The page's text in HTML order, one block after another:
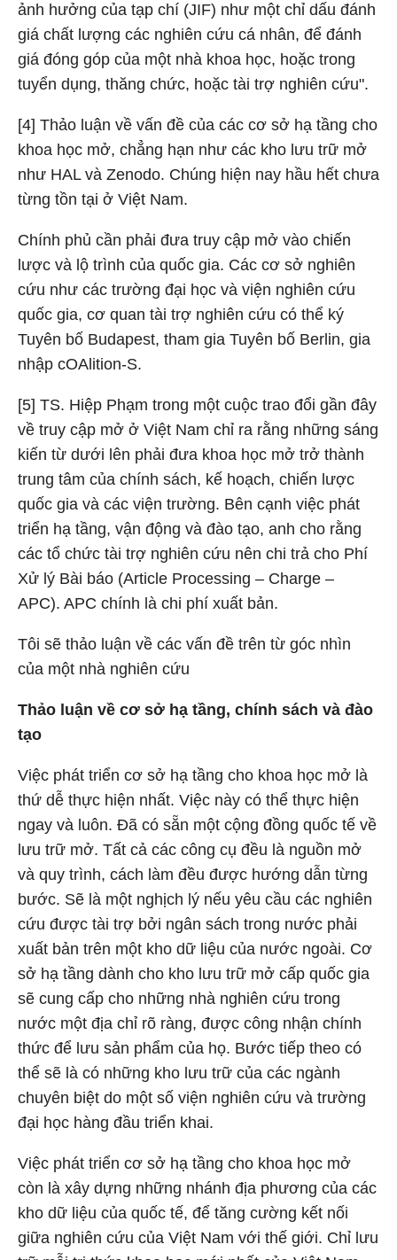
ảnh hưởng của tạp chí (JIF) như một chỉ dấu đánh
giá chất lượng các nghiên cứu cá nhân, để đánh
giá đóng góp của một nhà khoa học, hoặc trong
tuyển dụng, thăng chức, hoặc tài trợ nghiên cứu".
[4] Thảo luận về vấn đề của các cơ sở hạ tầng cho
khoa học mở, chẳng hạn như các kho lưu trữ mở
như HAL và Zenodo. Chúng hiện nay hầu hết chưa
từng tồn tại ở Việt Nam.
Chính phủ cần phải đưa truy cập mở vào chiến
lược và lộ trình của quốc gia. Các cơ sở nghiên
cứu như các trường đại học và viện nghiên cứu
quốc gia, cơ quan tài trợ nghiên cứu có thể ký
Tuyên bố Budapest, tham gia Tuyên bố Berlin, gia
nhập cOAlition-S.
[5] TS. Hiệp Phạm trong một cuộc trao đổi gần đây
về truy cập mở ở Việt Nam chỉ ra rằng những sáng
kiến từ dưới lên phải đưa khoa học mở trở thành
trung tâm của chính sách, kế hoạch, chiến lược
quốc gia và các viện trường. Bên cạnh việc phát
triển hạ tầng, vận động và đào tạo, anh cho rằng
các tổ chức tài trợ nghiên cứu nên chi trả cho Phí
Xử lý Bài báo (Article Processing – Charge –
APC). APC chính là chi phí xuất bản.
Tôi sẽ thảo luận về các vấn đề trên từ góc nhìn
của một nhà nghiên cứu
Thảo luận về cơ sở hạ tầng, chính sách và đào
tạo
Việc phát triển cơ sở hạ tầng cho khoa học mở là
thứ dễ thực hiện nhất. Việc này có thể thực hiện
ngay và luôn. Đã có sẵn một cộng đồng quốc tế về
lưu trữ mở. Tất cả các công cụ đều là nguồn mở
và quy trình, cách làm đều được hướng dẫn từng
bước. Sẽ là một nghịch lý nếu yêu cầu các nghiên
cứu được tài trợ bởi ngân sách trong nước phải
xuất bản trên một kho dữ liệu của nước ngoài. Cơ
sở hạ tầng dành cho kho lưu trữ mở cấp quốc gia
sẽ cung cấp cho những nhà nghiên cứu trong
nước một địa chỉ rõ ràng, được công nhận chính
thức để lưu sản phẩm của họ. Bước tiếp theo có
thể sẽ là có những kho lưu trữ của các ngành
chuyên biệt do một số viện nghiên cứu và trường
đại học hàng đầu triển khai.
Việc phát triển cơ sở hạ tầng cho khoa học mở
còn là xây dựng những nhánh địa phương của các
kho dữ liệu của quốc tế, để tăng cường kết nối
giữa nghiên cứu của Việt Nam với thế giới. Chỉ lưu